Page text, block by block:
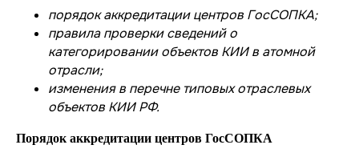
порядок аккредитации центров ГосСОПКА;
правила проверки сведений о
категорировании объектов КИИ в атомной
отрасли;
изменения в перечне типовых отраслевых
объектов КИИ РФ.
Порядок аккредитации центров ГосСОПКА